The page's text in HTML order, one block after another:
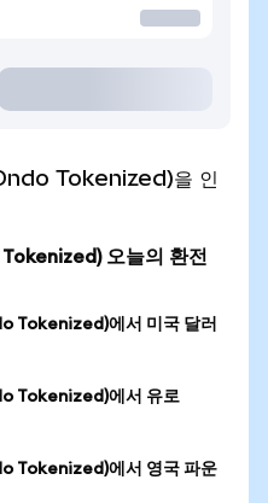
Tokenized)을 인
오늘의 환전
Tokenized)에서 미국 달러
Tokenized)에서 유로
Tokenized)에서 영국 파운